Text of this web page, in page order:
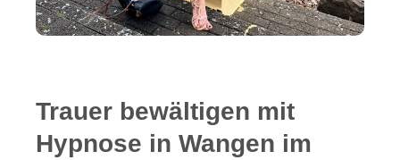
Trauer bewältigen mit
Hypnose in Wangen im